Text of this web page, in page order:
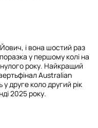
і вона шостий раз
у першому колі на
року. Найкращий
Australian
друге коло другий рік
2025 року.